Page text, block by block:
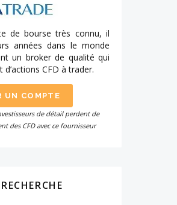
de bourse très connu, il
années dans le monde
un broker de qualité qui
CFD à trader.
UN COMPTE
de détail perdent de
des CFD avec ce fournisseur